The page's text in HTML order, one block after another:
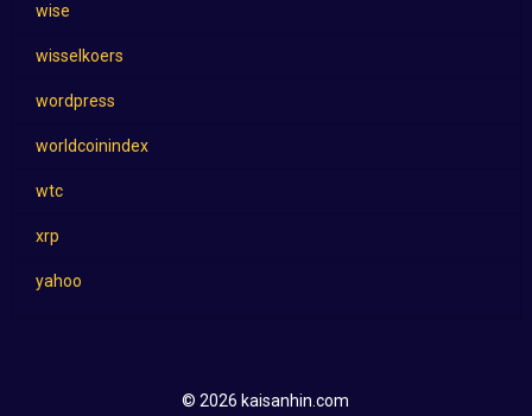
wise
wisselkoers
wordpress
worldcoinindex
wtc
xrp
yahoo
© 2026 kaisanhin.com